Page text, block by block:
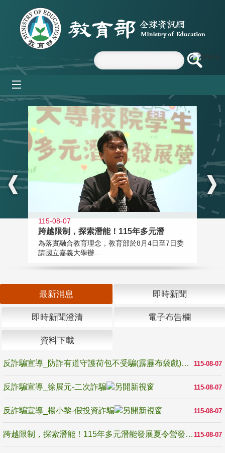
跳到主要內容區塊
:::
115-08-07
跨越限制，探索潛能！115年多元潛
為落實融合教育理念，教育部於8月4日至7日委
請國立嘉義大學辦...
最新消息 即時新聞
即時新聞澄清 電子布告欄
資料下載
115-08-07
反詐騙宣導_防詐有道守護荷包不受騙(霹靂布袋戲)
115-08-07
反詐騙宣導_徐展元-二次詐騙
115-08-07
反詐騙宣導_楊小黎-假投資詐騙
115-08-07
跨越限制，探索潛能！115年多元潛能發展夏令營發掘生命無限可能